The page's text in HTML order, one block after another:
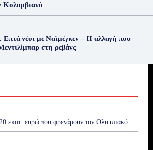
Κολομβιανό
Επτά νέοι με Ναϊμέγκεν – Η αλλαγή που
στη ρεβάνς
εκατ. ευρώ που φρενάρουν τον Ολυμπιακό